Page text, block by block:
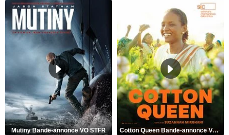
Mutiny Bande-annonce VO STFR Cotton Queen Bande-annonce VO STFR